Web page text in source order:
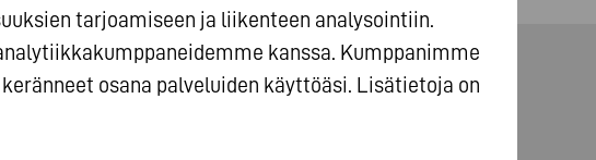
tarjoamiseen ja liikenteen analysointiin.
kanssa. Kumppanimme
osana palveluiden käyttöäsi. Lisätietoja on